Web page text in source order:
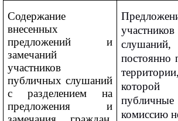
Содержание
внесенных
предложений и
замечаний
участников
публичных слушаний
с разделением на
предложения и
которой
комиссию